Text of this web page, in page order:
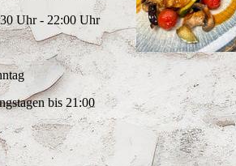
Uhr - 22:00 Uhr
bis 21:00